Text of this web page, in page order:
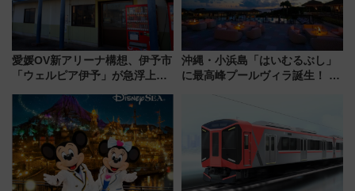
愛媛OV新アリーナ構想、伊予市
「ウェルピア伊予」が急浮上！
で探る鉄道アクセスの未来
沖縄・小浜島「はいむるぶし」
に最高峰プールヴィラ誕生！ 石
してみない？